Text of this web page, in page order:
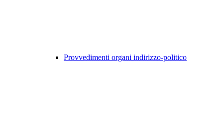
Provvedimenti organi indirizzo-politico